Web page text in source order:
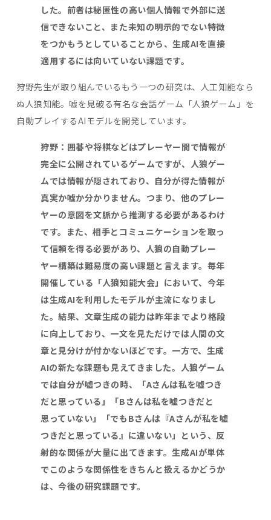
した。前者は秘匿性の高い個人情報で外部に送
信できないこと、また未知の明示的でない特徴
をつかもうとしていることから、生成AIを直接
適用するには向いていない課題です。
狩野先生が取り組んでいるもう一つの研究は、人工知能なら
ぬ人狼知能。嘘を見破る有名な会話ゲーム「人狼ゲーム」を
自動プレイするAIモデルを開発しています。
狩野：囲碁や将棋などはプレーヤー間で情報が
完全に公開されているゲームですが、人狼ゲー
ムでは情報が隠されており、自分が得た情報が
真実か嘘か分かりません。つまり、他のプレー
ヤーの意図を文脈から推測する必要があるわけ
です。また、相手とコミュニケーションを取っ
て信頼を得る必要があり、人狼の自動プレー
ヤー構築は難易度の高い課題と言えます。毎年
開催している「人狼知能大会」において、今年
は生成AIを利用したモデルが主流になりまし
た。結果、文章生成の能力は昨年までより格段
に向上しており、一文を見ただけでは人間の文
章と見分けが付かないほどです。一方で、生成
AIの新たな課題も見えてきました。人狼ゲーム
では自分が嘘つきの時、「Aさんは私を嘘つき
だと思っている」「B さんは私を嘘つきだと
思っていない」「でも Bさんは『Aさんが私を嘘
つきだと思っている』に違いない」という、反
射的な関係が大量に出てきます。生成AIが単体
でこのような関係性をきちんと扱えるかどうか
は、今後の研究課題です。